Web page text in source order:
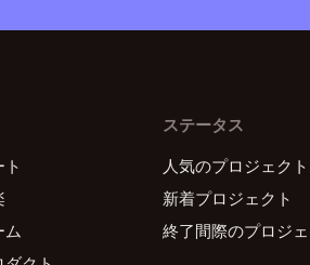
ム
ステータス
人気のプロジェクト
新着プロジェクト
終了間際のプロジ